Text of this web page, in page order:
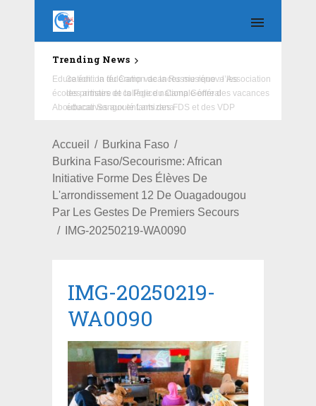
Trending News
Education : la fédération de la Russie rénove les
écoles primaire et collège du Camp Général
Aboubacar Sangoulé Lamizana
Accueil
Burkina Faso
Burkina Faso/Secourisme: African
Initiative Forme Des Élèves De
L'arrondissement 12 De Ouagadougou
Par Les Gestes De Premiers Secours
IMG-20250219-WA0090
IMG-20250219-
WA0090